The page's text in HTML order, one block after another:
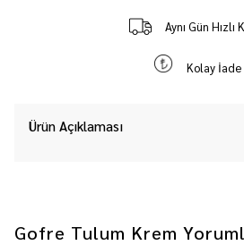
Aynı Gün Hızlı
Kolay İade
Ürün Açıklaması
Gofre Tulum Krem